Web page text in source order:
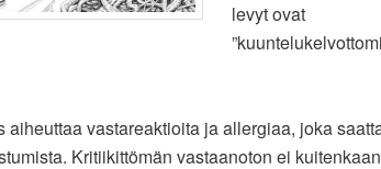
levyt ovat
aiheuttaa vastareaktioita ja allergiaa, joka
Kritiikittömän vastaanoton ei